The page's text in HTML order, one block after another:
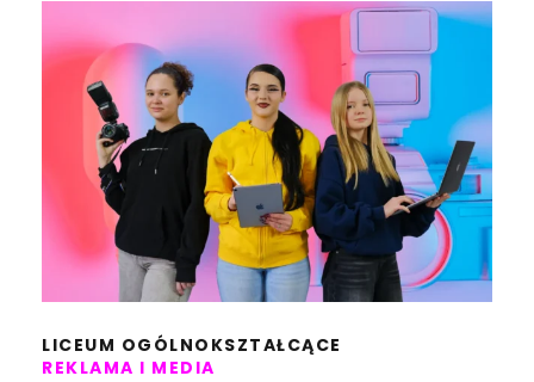
LICEUM OGÓLNOKSZTAŁCĄCE
REKLAMA I MEDIA
LICEUM OGÓLNOKSZTAŁCĄCE
REKLAMA I MEDIA